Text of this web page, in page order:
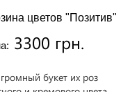
цветов "Позитив"
3300 грн.